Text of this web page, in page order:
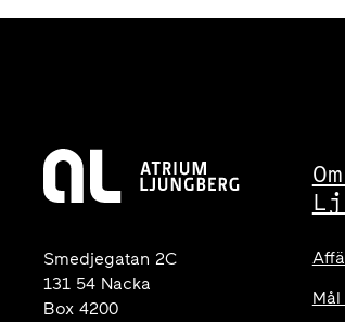
Smedjegatan 2C
131 54 Nacka
Box 4200